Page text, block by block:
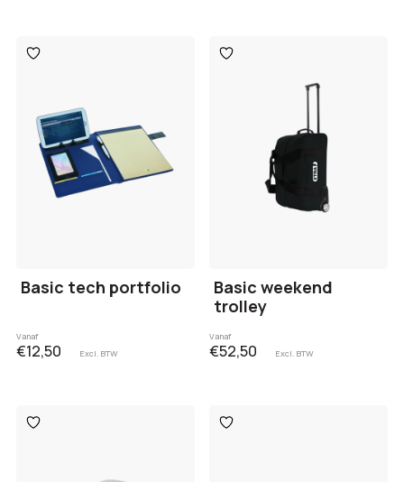
Toevoegen
aan
Basic tech portfolio
Vanaf
€12,50 Excl. BTW
Toevoegen
aan
Basic weekend
trolley
Vanaf
€52,50 Excl. BTW
Toevoegen
aan
Toevoegen
aan